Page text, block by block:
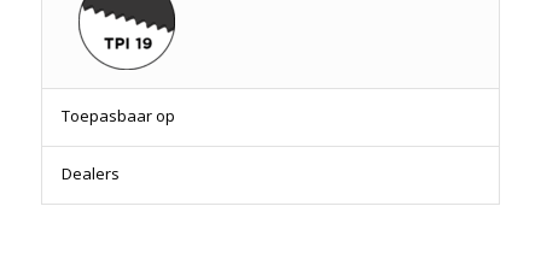
Toepasbaar op
Dealers